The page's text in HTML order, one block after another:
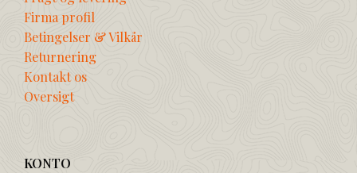
Firma profil
Betingelser & Vilkår
Returnering
Kontakt os
Oversigt
KONTO